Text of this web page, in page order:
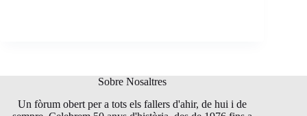
Sobre Nosaltres
Un fòrum obert per a tots els fallers d'ahir, de hui i de